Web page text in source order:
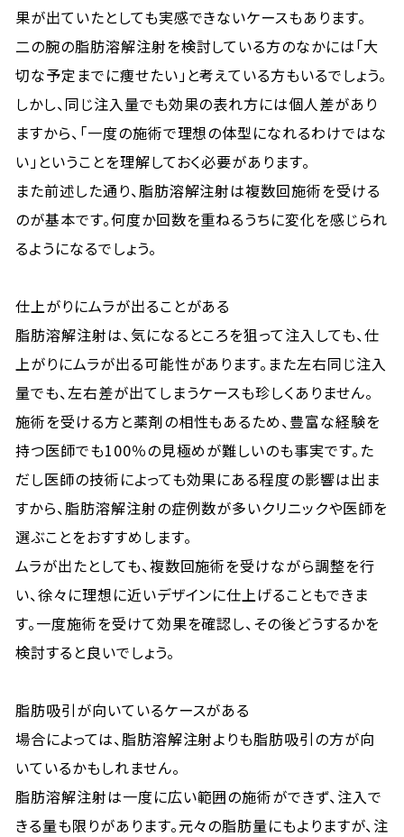
果が出ていたとしても実感できないケースもあります。
二の腕の脂肪溶解注射を検討している方のなかには「大
切な予定までに痩せたい」と考えている方もいるでしょう。
しかし、同じ注入量でも効果の表れ方には個人差があり
ますから、「一度の施術で理想の体型になれるわけではな
い」ということを理解しておく必要があります。
また前述した通り、脂肪溶解注射は複数回施術を受ける
のが基本です。何度か回数を重ねるうちに変化を感じられ
るようになるでしょう。
仕上がりにムラが出ることがある
脂肪溶解注射は、気になるところを狙って注入しても、仕
上がりにムラが出る可能性があります。また左右同じ注入
量でも、左右差が出てしまうケースも珍しくありません。
施術を受ける方と薬剤の相性もあるため、豊富な経験を
持つ医師でも100％の見極めが難しいのも事実です。た
だし医師の技術によっても効果にある程度の影響は出ま
すから、脂肪溶解注射の症例数が多いクリニックや医師を
選ぶことをおすすめします。
ムラが出たとしても、複数回施術を受けながら調整を行
い、徐々に理想に近いデザインに仕上げることもできま
す。一度施術を受けて効果を確認し、その後どうするかを
検討すると良いでしょう。
脂肪吸引が向いているケースがある
場合によっては、脂肪溶解注射よりも脂肪吸引の方が向
いているかもしれません。
脂肪溶解注射は一度に広い範囲の施術ができず、注入で
きる量も限りがあります。元々の脂肪量にもよりますが、注